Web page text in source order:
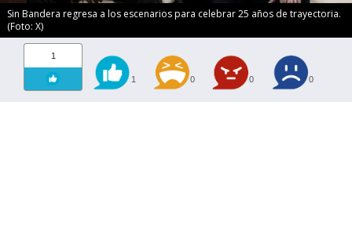
Sin Bandera regresa a los escenarios para celebrar 25 años de trayectoria.
(Foto: X)
1
1 0 0 0